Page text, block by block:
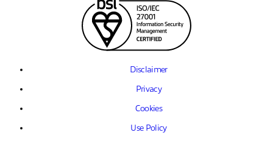
Disclaimer
Privacy
Cookies
Use Policy